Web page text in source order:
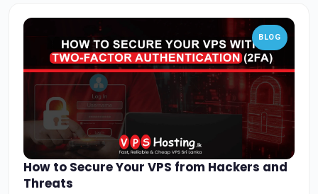
BLOG
How to Secure Your VPS from Hackers and
Threats